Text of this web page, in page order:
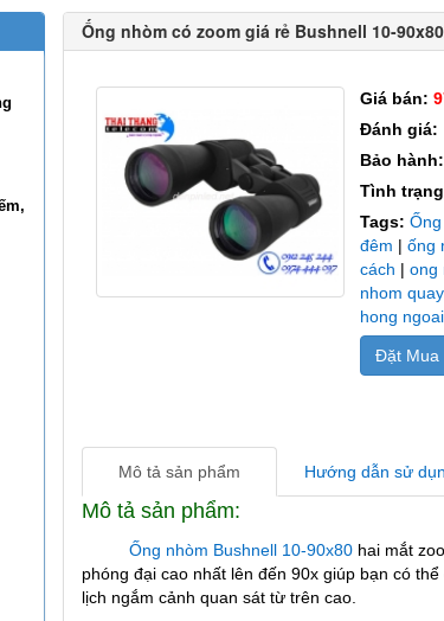
Ống nhòm có zoom giá rẻ Bushnell 10-90x80
Giá bán:
Đánh giá:
Bảo
Tình
Tags:
đêm | ống
cách | ong
nhom
hong ngoai
Đặt Mua
Mô tả sản phẩm Hướng dẫn sử
Mô tả sản phẩm:
Ống nhòm Bushnell 10-90x80hai mắt
phóng đại cao nhất lên đến 90x giúp bạn có
lịch ngắm cảnh quan sát từ trên cao.